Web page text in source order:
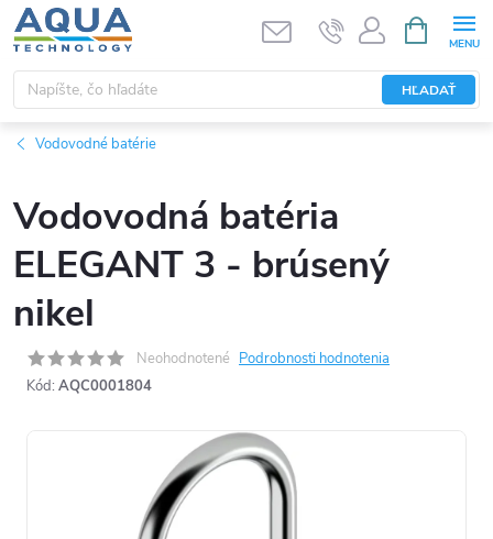
Prejsť
na
obsah
HĽADAŤ
KOŠÍK
Vodovodné batérie
Vodovodná batéria
ELEGANT 3 - brúsený
nikel
Neohodnotené Podrobnosti hodnotenia
Kód: AQC0001804